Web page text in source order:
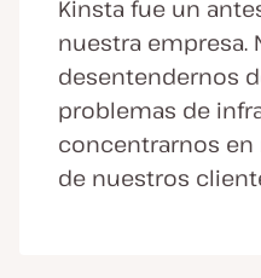
Kinsta fue un
nuestra empresa.
desentendernos
problemas de
concentrarnos en
de nuestros